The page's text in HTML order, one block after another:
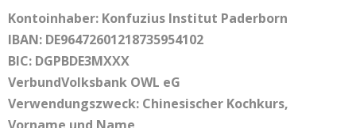
Kontoinhaber: Konfuzius Institut Paderborn
IBAN: DE96472601218735954102
BIC: DGPBDE3MXXX
VerbundVolksbank OWL eG
Verwendungszweck: Chinesischer Kochkurs,
Vorname und Name